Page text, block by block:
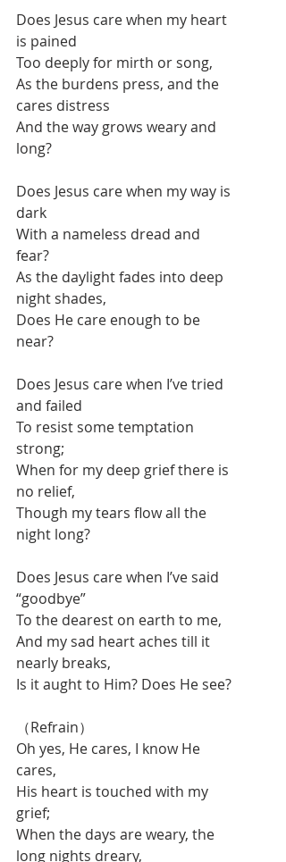
Does Jesus care when my heart
is pained
Too deeply for mirth or song,
As the burdens press, and the
cares distress
And the way grows weary and
long?
Does Jesus care when my way is
dark
With a nameless dread and
fear?
As the daylight fades into deep
night shades,
Does He care enough to be
near?
Does Jesus care when I’ve tried
and failed
To resist some temptation
strong;
When for my deep grief there is
no relief,
Though my tears flow all the
night long?
Does Jesus care when I’ve said
“goodbye”
To the dearest on earth to me,
And my sad heart aches till it
nearly breaks,
Is it aught to Him? Does He see?
（Refrain）
Oh yes, He cares, I know He
cares,
His heart is touched with my
grief;
When the days are weary, the
long nights dreary,